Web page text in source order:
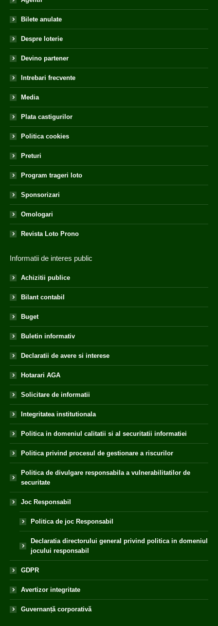
Bilete anulate
Despre loterie
Devino partener
Intrebari frecvente
Media
Plata castigurilor
Politica cookies
Preturi
Program trageri loto
Sponsorizari
Omologari
Revista Loto Prono
Informatii de interes public
Achizitii publice
Bilant contabil
Buget
Buletin informativ
Declaratii de avere si interese
Hotarari AGA
Solicitare de informatii
Integritatea institutionala
Politica in domeniul calitatii si al securitatii informatiei
Politica privind procesul de gestionare a riscurilor
Politica de divulgare responsabila a vulnerabilitatilor de
securitate
Joc Responsabil
Politica de joc Responsabil
Declaratia directorului general privind politica in domeniul
jocului responsabil
GDPR
Avertizor integritate
Guvernanță corporativă